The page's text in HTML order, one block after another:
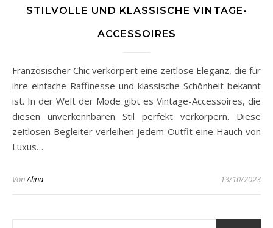
STILVOLLE UND KLASSISCHE VINTAGE-
ACCESSOIRES
Französischer Chic verkörpert eine zeitlose Eleganz, die für
ihre einfache Raffinesse und klassische Schönheit bekannt
ist. In der Welt der Mode gibt es Vintage-Accessoires, die
diesen unverkennbaren Stil perfekt verkörpern. Diese
zeitlosen Begleiter verleihen jedem Outfit eine Hauch von
Luxus…
VonAlina 13/10/2023